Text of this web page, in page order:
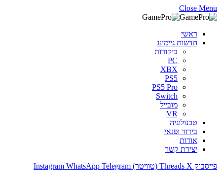
Close Menu
ראשי
חדשות גיימינג
ביקורות
PC
XBX
PS5
PS5 Pro
Switch
מובייל
VR
טכנולוגיה
בידור ופנאי
אודות
יצירת קשר
פייסבוק
Threads X (טוויטר) Instagram WhatsApp Telegram